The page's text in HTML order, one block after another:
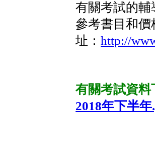
有關考試的
參考書目和
址：http://
有關考試資
2018年下半